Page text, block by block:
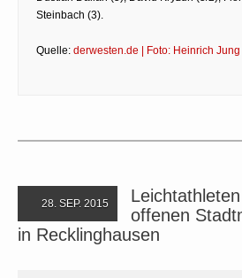
Steinbach (3).
Quelle: derwesten.de | Foto: Heinrich Jung
28. SEP. 2015
offenen
in Recklinghausen